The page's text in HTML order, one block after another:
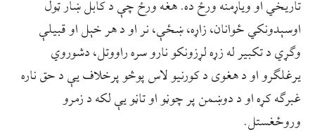
تاریخي او ویاړمنه ورځ ده. هغه ورځ چې د کابل ښار ټول
اوسېدونکي ځوانان، زاړه، ښځې، نر او د هر خېل او قبیلې
وګړي د تکبیر له زړه لړزونکو نارو سره راووتل، دشوروي
یرغلګرو او د هغوی د کورنیو لاس پوڅو پرخلاف یې د حق ناره
غبرګه کړه او د دوښمن پر چوڼو او تاڼو یې لکه د زمرو
وروځغستل.